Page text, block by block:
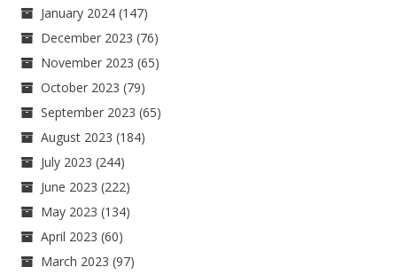
January 2024 (147)
December 2023 (76)
November 2023 (65)
October 2023 (79)
September 2023 (65)
August 2023 (184)
July 2023 (244)
June 2023 (222)
May 2023 (134)
April 2023 (60)
March 2023 (97)